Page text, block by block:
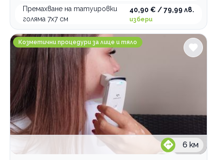
Премахване на татуировки
голяма 7х7 см
40,90 € / 79,99 лв.
избери
FX Studio Салон за красота
Козметични процедури за лице и тяло
6 км